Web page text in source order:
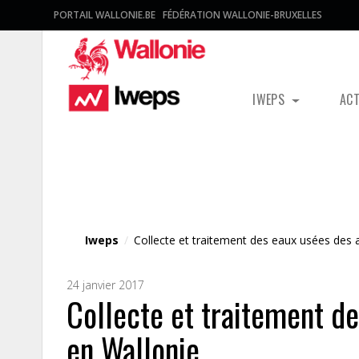
PORTAIL WALLONIE.BE FÉDÉRATION WALLONIE-BRUXELLES
IWEPS
Iweps / Collecte et traitement des eaux usées des
24 janvier 2017
Collecte et traitement
en Wallonie